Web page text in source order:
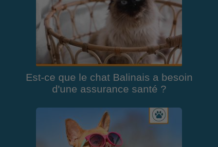
Est-ce que le chat Balinais a besoin
d'une assurance santé ?